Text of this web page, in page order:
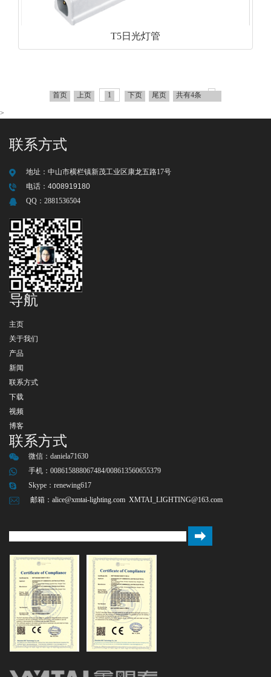
T5日光灯管
首页 上页 1 下页 尾页 共有4条
>
联系方式
地址： 中山市横栏镇新茂工业区康龙五路17号
电话： 4008919180
QQ： 2881536504
导航
主页
关于我们
产品
新闻
联系方式
下载
视频
博客
联系方式
微信： daniela71630
手机：008615888067484/008613560655379
Skype： renewing617
邮箱： alice@xmtai-lighting.com XMTAI_LIGHTING@163.com